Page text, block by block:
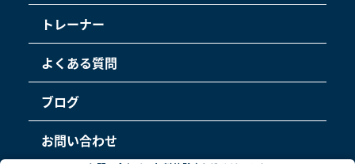
トレーナー
よくある質問
ブログ
お問い合わせ